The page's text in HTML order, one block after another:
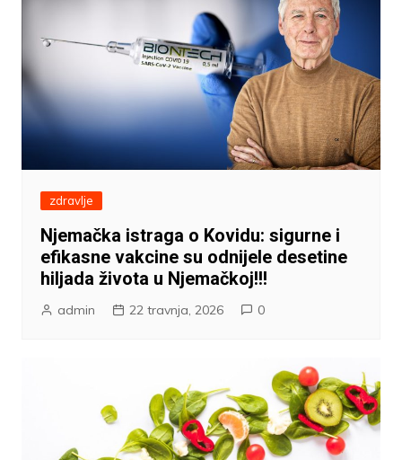
zdravlje
Njemačka istraga o Kovidu: sigurne i
efikasne vakcine su odnijele desetine
hiljada života u Njemačkoj!!!
admin 22 travnja, 2026 0